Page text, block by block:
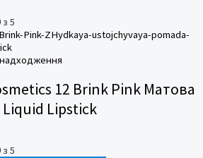
з 5
надходження
12 Brink Pink Матова
Lipstick
з 5